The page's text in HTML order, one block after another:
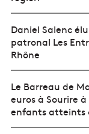
Daniel Salenc
patronal Les
Rhône
Le Barreau de
euros à Sourire
enfants atteints